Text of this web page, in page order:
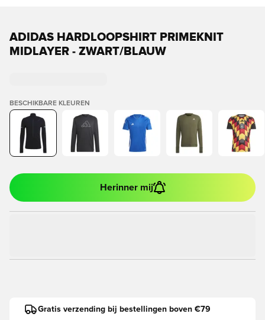
ADIDAS HARDLOOPSHIRT PRIMEKNIT
MIDLAYER - ZWART/BLAUW
BESCHIKBARE KLEUREN
Herinner mij
Gratis verzending bij bestellingen boven €79